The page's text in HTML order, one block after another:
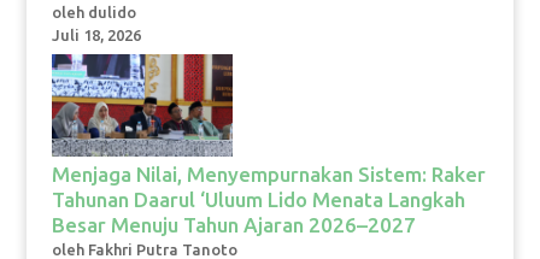
oleh dulido
Juli 18, 2026
Menjaga Nilai, Menyempurnakan Sistem: Raker
Tahunan Daarul ‘Uluum Lido Menata Langkah
Besar Menuju Tahun Ajaran 2026–2027
oleh Fakhri Putra Tanoto